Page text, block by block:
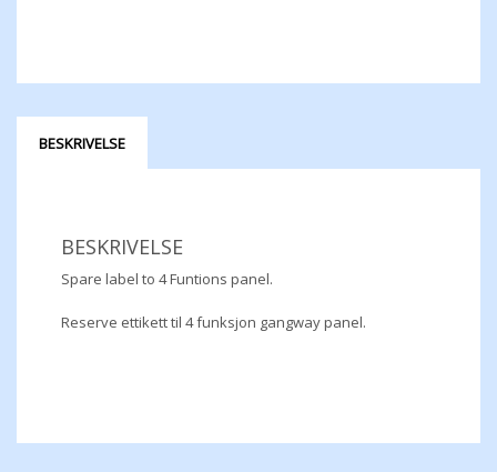
BESKRIVELSE
BESKRIVELSE
Spare label to 4 Funtions panel.
Reserve ettikett til 4 funksjon gangway panel.